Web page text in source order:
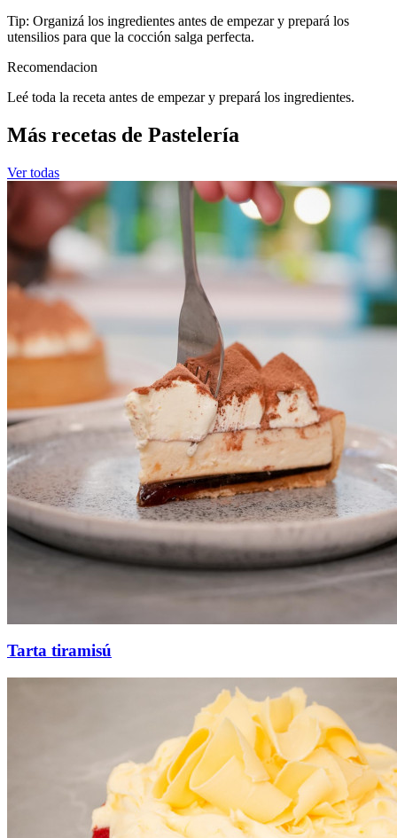
Tip: Organizá los ingredientes antes de empezar y prepará los
utensilios para que la cocción salga perfecta.
Recomendacion
Leé toda la receta antes de empezar y prepará los ingredientes.
Más recetas de Pastelería
Ver todas
Tarta tiramisú